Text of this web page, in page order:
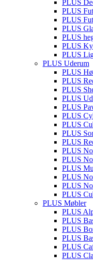
PLUS
PLUS
PLUS
PLUS
PLUS
PLUS
PLUS
PLUS Uderum
PLUS
PLUS
PLUS
PLUS
PLUS
PLUS
PLUS
PLUS
PLUS
PLUS
PLUS
PLUS
PLUS
PLUS
PLUS
PLUS Møbler
PLUS
PLUS
PLUS
PLUS
PLUS
PLUS